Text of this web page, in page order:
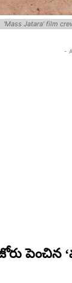
'Mass Jatara' film
-
పెంచిన